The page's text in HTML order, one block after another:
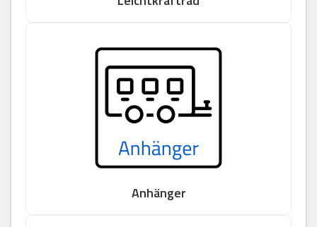
Anhänger